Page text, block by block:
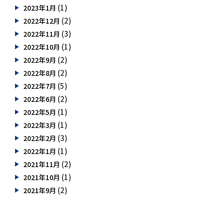
2023年1月 (1)
2022年12月 (2)
2022年11月 (3)
2022年10月 (1)
2022年9月 (2)
2022年8月 (2)
2022年7月 (5)
2022年6月 (2)
2022年5月 (1)
2022年3月 (1)
2022年2月 (3)
2022年1月 (1)
2021年11月 (2)
2021年10月 (1)
2021年9月 (2)